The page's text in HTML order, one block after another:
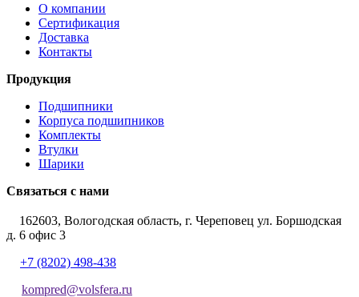
О компании
Сертификация
Доставка
Контакты
Продукция
Подшипники
Корпуса подшипников
Комплекты
Втулки
Шарики
Связаться с нами
162603, Вологодская область, г. Череповец ул. Боршодская
д. 6 офис 3
+7 (8202) 498-438
kompred@volsfera.ru